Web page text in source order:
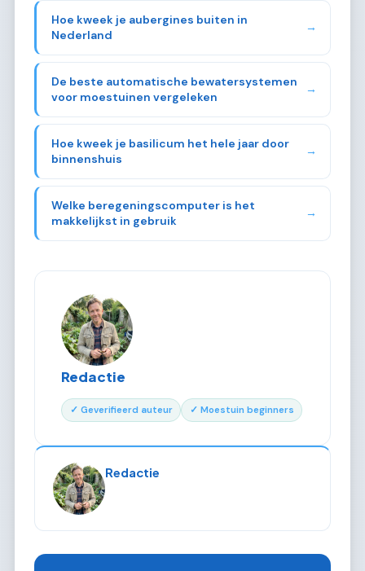
Hoe kweek je aubergines buiten in
Nederland
→
De beste automatische bewatersystemen
voor moestuinen vergeleken
→
Hoe kweek je basilicum het hele jaar door
binnenshuis
→
Welke beregeningscomputer is het
makkelijkst in gebruik
→
Redactie
✓ Geverifieerd auteur ✓ Moestuin beginners
Redactie